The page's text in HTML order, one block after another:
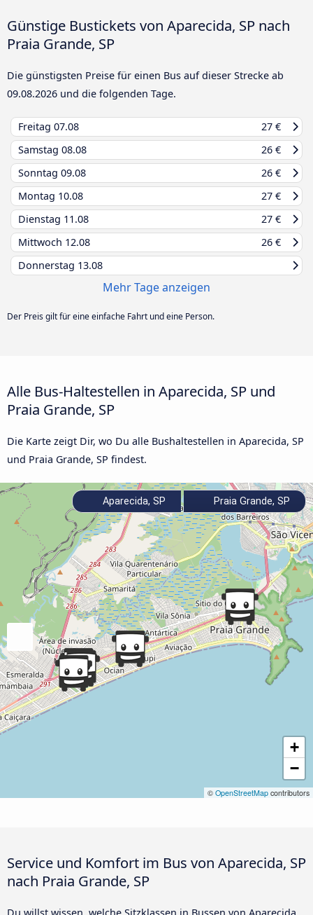
Günstige Bustickets von Aparecida, SP nach
Praia Grande, SP
Die günstigsten Preise für einen Bus auf dieser Strecke ab
09.08.2026 und die folgenden Tage.
Freitag 07.08
27 €
Samstag 08.08
26 €
Sonntag 09.08
26 €
Montag 10.08
27 €
Dienstag 11.08
27 €
Mittwoch 12.08
26 €
Donnerstag 13.08
Mehr Tage anzeigen
Der Preis gilt für eine einfache Fahrt und eine Person.
Alle Bus-Haltestellen in Aparecida, SP und
Praia Grande, SP
Die Karte zeigt Dir, wo Du alle Bushaltestellen in Aparecida, SP
und Praia Grande, SP findest.
+
−
© OpenStreetMap contributors
Aparecida, SP Praia Grande, SP
Service und Komfort im Bus von Aparecida, SP
nach Praia Grande, SP